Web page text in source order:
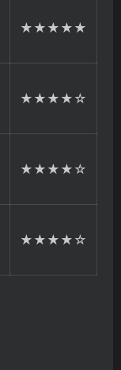
★★★★★
★★★★☆
★★★★☆
★★★★☆